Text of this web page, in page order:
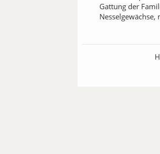
Gattung der